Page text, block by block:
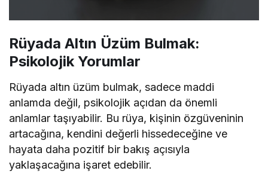
Rüyada Altın Üzüm Bulmak:
Psikolojik Yorumlar
Rüyada altın üzüm bulmak, sadece maddi
anlamda değil, psikolojik açıdan da önemli
anlamlar taşıyabilir. Bu rüya, kişinin özgüveninin
artacağına, kendini değerli hissedeceğine ve
hayata daha pozitif bir bakış açısıyla
yaklaşacağına işaret edebilir.